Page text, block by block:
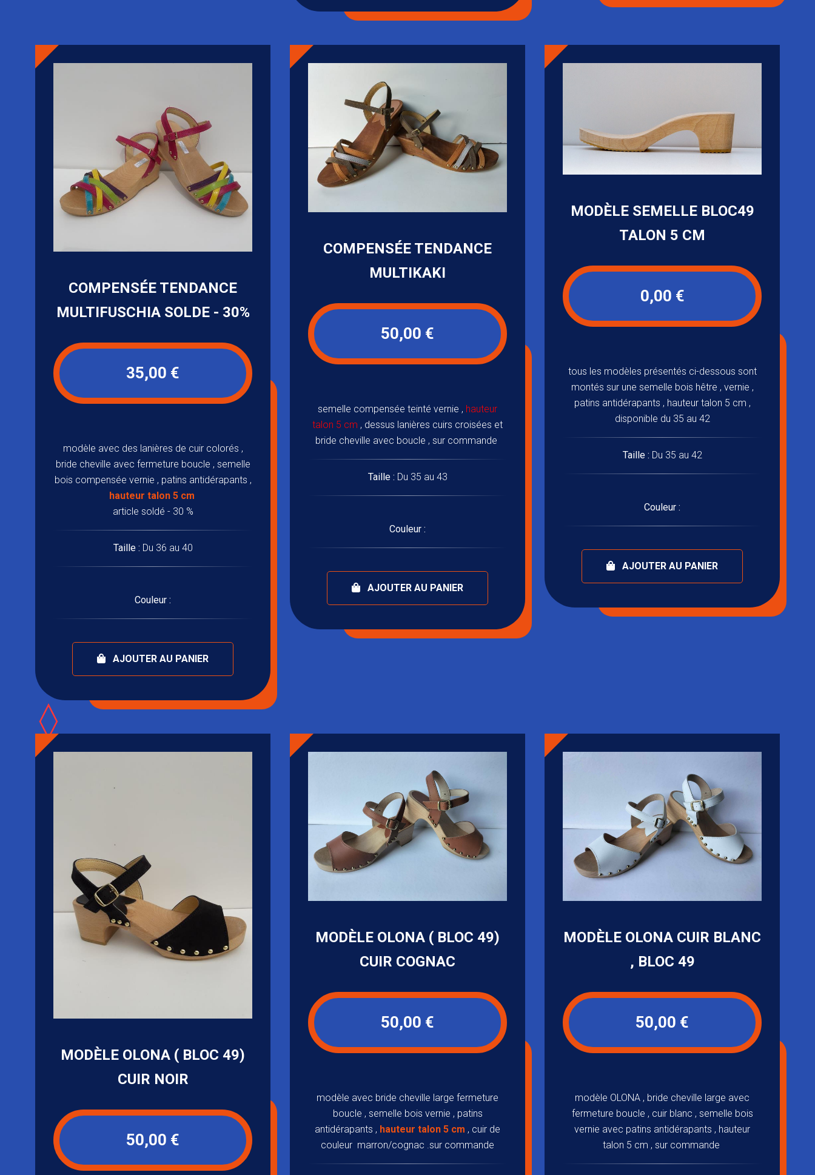
COMPENSÉE TENDANCE
MULTIFUSCHIA SOLDE - 30%
35,00 €
modèle avec des lanières de cuir colorés ,
bride cheville avec fermeture boucle , semelle
bois compensée vernie , patins antidérapants ,
hauteur talon 5 cm
article soldé - 30 %
Taille : Du 36 au 40
Couleur :
AJOUTER AU PANIER
COMPENSÉE TENDANCE
MULTIKAKI
50,00 €
semelle compensée teinté vernie , hauteur
talon 5 cm , dessus lanières cuirs croisées et
bride cheville avec boucle , sur commande
Taille : Du 35 au 43
Couleur :
AJOUTER AU PANIER
MODÈLE SEMELLE BLOC49
TALON 5 CM
0,00 €
tous les modèles présentés ci-dessous sont
montés sur une semelle bois hêtre , vernie ,
patins antidérapants , hauteur talon 5 cm ,
disponible du 35 au 42
Taille : Du 35 au 42
Couleur :
AJOUTER AU PANIER
MODÈLE OLONA ( BLOC 49)
CUIR NOIR
50,00 €
MODÈLE OLONA ( BLOC 49)
CUIR COGNAC
50,00 €
modèle avec bride cheville large fermeture
boucle , semelle bois vernie , patins
antidérapants , hauteur talon 5 cm , cuir de
couleur marron/cognac .sur commande
MODÈLE OLONA CUIR BLANC
, BLOC 49
50,00 €
modèle OLONA , bride cheville large avec
fermeture boucle , cuir blanc , semelle bois
vernie avec patins antidérapants , hauteur
talon 5 cm , sur commande